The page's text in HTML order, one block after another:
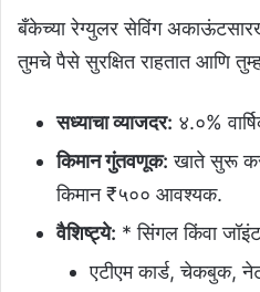
बँकेच्या रेग्युलर सेविंग
तुमचे पैसे सुरक्षित राहतात आणि
सध्याचा व्याजदर: ४.०%
किमान गुंतवणूक: खाते सुरू
किमान ₹५०० आवश्यक.
वैशिष्ट्ये: * सिंगल किंवा
एटीएम कार्ड, चेकबुक,